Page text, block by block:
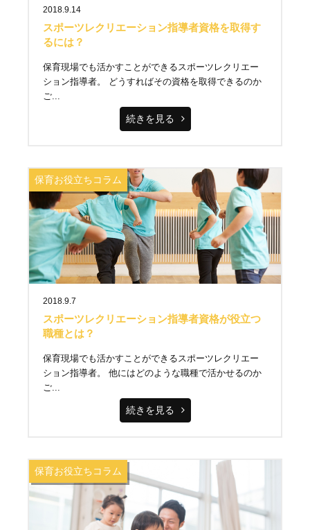
2018.9.14
スポーツレクリエーション指導者資格を取得す
るには？
保育現場でも活かすことができるスポーツレクリエー
ション指導者。 どうすればその資格を取得できるのか
ご...
続きを見る
2018.9.7
スポーツレクリエーション指導者資格が役立つ
職種とは？
保育現場でも活かすことができるスポーツレクリエー
ション指導者。 他にはどのような職種で活かせるのか
ご...
続きを見る
保育お役立ちコラム
保育お役立ちコラム